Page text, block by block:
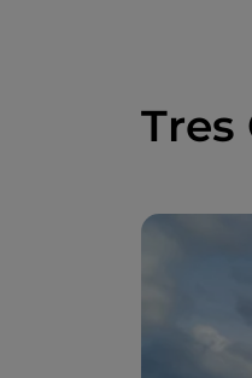
Tres